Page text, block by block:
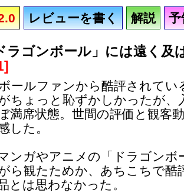
レビューを書く 解説 予
ラゴンボール」には遠く
ールファンから酷評されてい
ちょっと恥ずかしかったが、
満席状態。世間の評価と観客
した。
ンガやアニメの「ドラゴンボ
ら観たためか、あちこちで酷
とは思わなかった。